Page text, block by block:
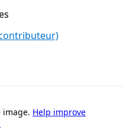
image. Help improve